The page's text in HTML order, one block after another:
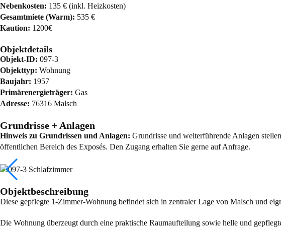
Nebenkosten: 135 € (inkl. Heizkosten)
Gesamtmiete (Warm): 535 €
Kaution: 1200€
Objektdetails
Objekt-ID: 097-3
Objekttyp: Wohnung
Baujahr: 1957
Primärenergieträger: Gas
Adresse: 76316 Malsch
Grundrisse + Anlagen
Hinweis zu Grundrissen und Anlagen: Grundrisse und weiterführende Anlagen
öffentlichen Bereich des Exposés. Den Zugang erhalten Sie gerne auf Anfrage.
Objektbeschreibung
Diese gepflegte 1-Zimmer-Wohnung befindet sich in zentraler Lage von Malsch und
Die Wohnung überzeugt durch eine praktische Raumaufteilung sowie helle und